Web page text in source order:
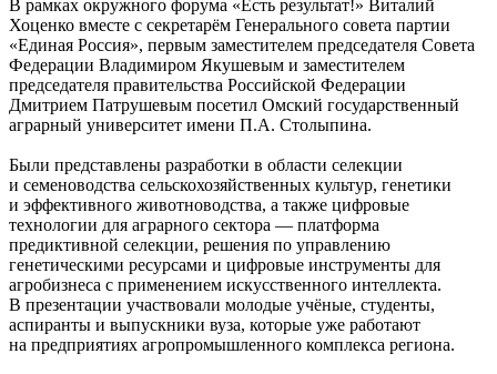
В рамках окружного форума «Есть результат!» Виталий
Хоценко вместе с секретарём Генерального совета партии
«Единая Россия», первым заместителем председателя Совета
Федерации Владимиром Якушевым и заместителем
председателя правительства Российской Федерации
Дмитрием Патрушевым посетил Омский государственный
аграрный университет имени П.А. Столыпина.
Были представлены разработки в области селекции
и семеноводства сельскохозяйственных культур, генетики
и эффективного животноводства, а также цифровые
технологии для аграрного сектора — платформа
предиктивной селекции, решения по управлению
генетическими ресурсами и цифровые инструменты для
агробизнеса с применением искусственного интеллекта.
В презентации участвовали молодые учёные, студенты,
аспиранты и выпускники вуза, которые уже работают
на предприятиях агропромышленного комплекса региона.